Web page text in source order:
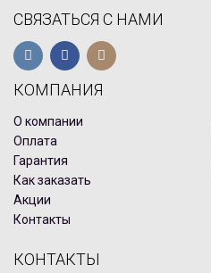
СВЯЗАТЬСЯ С НАМИ
КОМПАНИЯ
О компании
Оплата
Гарантия
Как заказать
Акции
Контакты
КОНТАКТЫ